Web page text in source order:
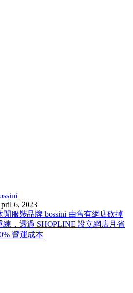
6, 2023
閒服裝品牌 bossini 由舊有網店砍掉
練，透過 SHOPLINE 設立網店月省
營運成本